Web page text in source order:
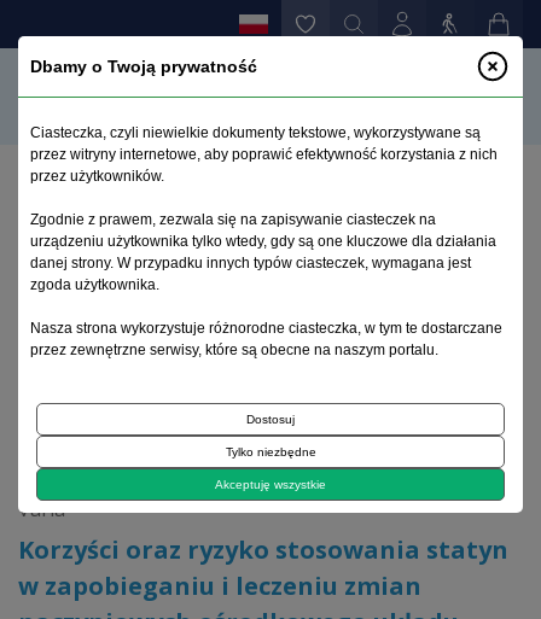
Korzyści oraz ryzyko stosowania statyn w
zapobieganiu i leczeniu zmian naczyniowych
ośrodkowego układu nerwowego
Archiwum 1992–2014
1999, tom 8, zeszyt 1
Varia
Korzyści oraz ryzyko stosowania statyn
w zapobieganiu i leczeniu zmian
Dbamy o Twoją prywatność
Ciasteczka, czyli niewielkie dokumenty tekstowe, wykorzystywane są
przez witryny internetowe, aby poprawić efektywność korzystania z nich
przez użytkowników.
Zgodnie z prawem, zezwala się na zapisywanie ciasteczek na
urządzeniu użytkownika tylko wtedy, gdy są one kluczowe dla działania
danej strony. W przypadku innych typów ciasteczek, wymagana jest
zgoda użytkownika.
Nasza strona wykorzystuje różnorodne ciasteczka, w tym te dostarczane
przez zewnętrzne serwisy, które są obecne na naszym portalu.
Dostosuj
Tylko niezbędne
Akceptuję wszystkie